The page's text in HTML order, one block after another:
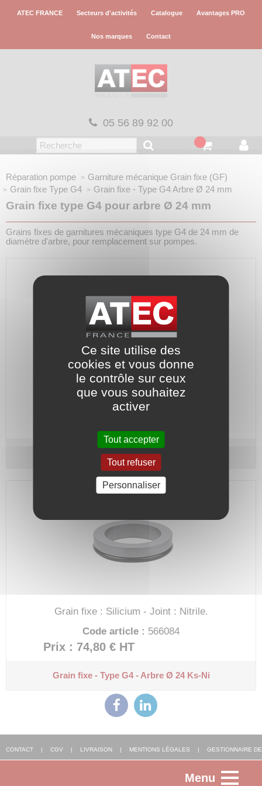
ATEC FRANCE Secteurs d'activités Catalogue Avantages PRO
Nos marques Contact
05 56 89 92 00
Menu
Réparation pompe Garniture mécanique Grain fixe (GF)
Grain fixe Type G4 Grain fixe - Type G4Arbre Ø 24 mm
Grain fixe type G4 pour arbre Ø 24 mm
Grains fixes de garnitures mécaniques type G4 de 24 mm de
diamètre d'arbre, pour remplacement sur pompes.
Grain fixe : Carbone - Joint : Nitrile.
Code article :565938
Grain fixe - Type G4 - Arbre Ø 24
Grain fixe : Silicium - Joint : Nitrile.
Code article : 566084
Prix : 74,80 € HT
Grain fixe - Type G4 - Arbre Ø 24Ks-Ni
CONTACT | CGV | LIVRAISON | MENTIONS LÉGALES | GESTIONNAIRE DE
: FGP SOLUTIONS
Ce site utilise des
cookies et vous donne
le contrôle sur ceux
que vous souhaitez
activer
Tout accepter
Tout refuser
Personnaliser